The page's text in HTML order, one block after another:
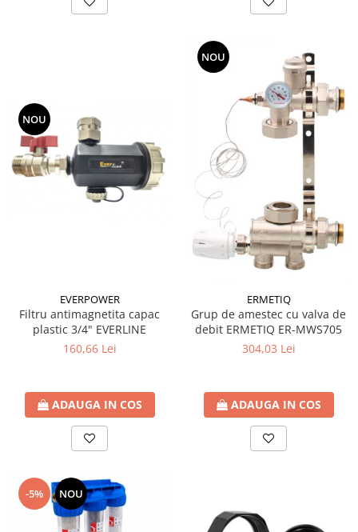
DEDURIZARE
Statii de dedurizare
Accesorii statii dedurizare
Fitinguri din alama
Conectori - Elemente de fixare lemn
Placa perforata
Coltar plat fereastra
Coltari pentru unirea grinzilor
Coltar ranforsat
Coltar asamblare
Coltar imbinare
Papuc reazem
Console raft
NOU
EVERPOWER
Filtru antimagnetita capac
plastic 3/4" EVERLINE
160,66 Lei
ADAUGA IN COS
NOU
ERMETIQ
Grup de amestec cu valva de
debit ERMETIQ ER-MWS705
304,03 Lei
ADAUGA IN COS
-5% NOU